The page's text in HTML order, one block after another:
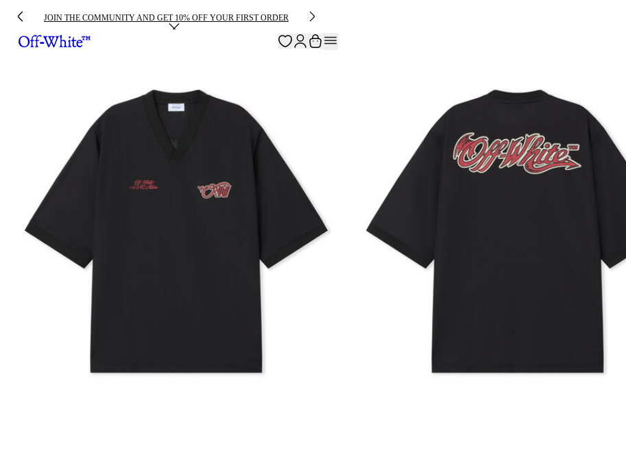
JOIN THE COMMUNITY AND GET 10% OFF YOUR FIRST ORDER